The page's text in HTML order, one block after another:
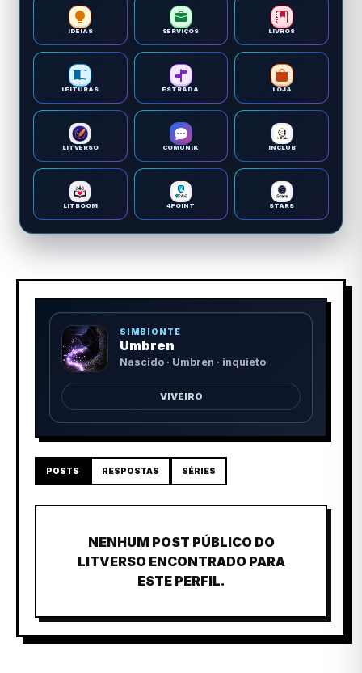
IDEIAS SERVIÇOS LIVROS
LEITURAS ESTRADA LOJA
LITVERSO COMUNIK INCLUB
LITBOOM 4POINT STARS
SIMBIONTE
Umbren
Nascido · Umbren · inquieto
VIVEIRO
POSTS RESPOSTAS SÉRIES
NENHUM POST PÚBLICO DO
LITVERSO ENCONTRADO PARA
ESTE PERFIL.